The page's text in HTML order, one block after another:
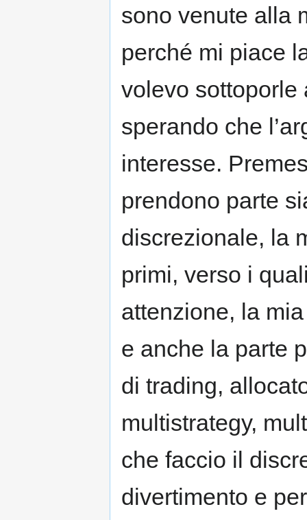
sono venute alla
perché mi piace
volevo sottoporle
sperando che
interesse.
prendono parte
discrezionale, la
primi, verso i
attenzione, la
e anche la parte
di trading,
multistrategy,
che faccio il
divertimento e